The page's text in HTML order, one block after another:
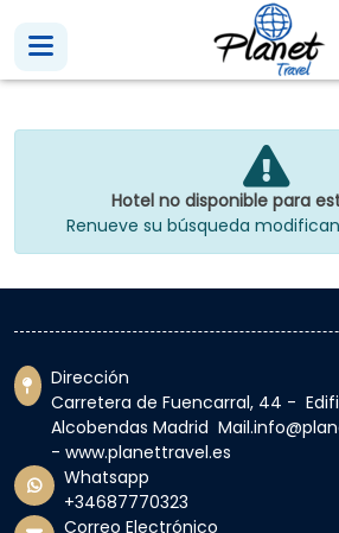
Hotel no disponible para
Renueve su búsqueda
Dirección
Carretera de Fuencarral, 44 -
Alcobendas Madrid
- www.planettravel.es
Whatsapp
+34687770323
Correo Electrónico